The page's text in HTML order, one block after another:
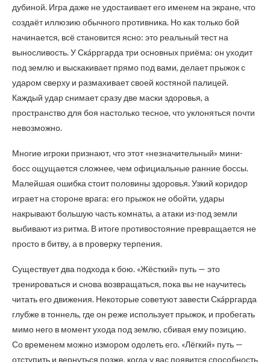
дубиной. Игра даже не удостаивает его именем на экране, что
создаёт иллюзию обычного противника. Но как только бой
начинается, всё становится ясно: это реальный тест на
выносливость. У Скáрргарда три основных приёма: он уходит
под землю и выскакивает прямо под вами, делает прыжок с
ударом сверху и размахивает своей костяной палицей.
Каждый удар снимает сразу две маски здоровья, а
пространство для боя настолько тесное, что уклоняться почти
невозможно.
Многие игроки признают, что этот «незначительный» мини-
босс ощущается сложнее, чем официальные ранние боссы.
Малейшая ошибка стоит половины здоровья. Узкий коридор
играет на стороне врага: его прыжок не обойти, удары
накрывают большую часть комнаты, а атаки из-под земли
выбивают из ритма. В итоге противостояние превращается не
просто в битву, а в проверку терпения.
Существует два подхода к бою. «Жёсткий» путь — это
тренироваться и снова возвращаться, пока вы не научитесь
читать его движения. Некоторые советуют завести Скáрргарда
глубже в тоннель, где он реже использует прыжок, и пробегать
мимо него в момент ухода под землю, сбивая ему позицию.
Со временем можно измором одолеть его. «Лёгкий» путь —
отступить и вернуться позже, когда у вас появится способность